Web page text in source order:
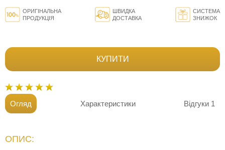
ОРИГІНАЛЬНА
ПРОДУКЦІЯ
ШВИДКА
ДОСТАВКА
СИСТЕМА
ЗНИЖОК
КУПИТИ
Огляд Характеристики Відгуки 1
ОПИС: